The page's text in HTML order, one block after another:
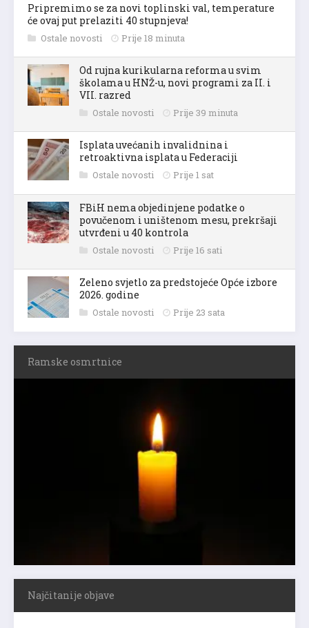
Pripremimo se za novi toplinski val, temperature
će ovaj put prelaziti 40 stupnjeva!
Ostale novosti Prije 18 minuta
Od rujna kurikularna reforma u svim
školama u HNŽ-u, novi programi za II. i
VII. razred
Ostale novosti Prije 39 minuta
Isplata uvećanih invalidnina i
retroaktivna isplata u Federaciji
Ostale novosti Prije 1 sat
FBiH nema objedinjene podatke o
povučenom i uništenom mesu, prekršaji
utvrđeni u 40 kontrola
Ostale novosti Prije 16 sati
Zeleno svjetlo za predstojeće Opće izbore
2026. godine
Ostale novosti Prije 23 sata
Ramske osmrtnice
Najčitanije objave